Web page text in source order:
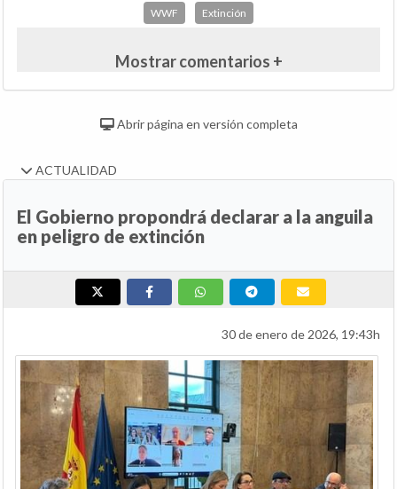
WWF Extinción
Mostrar comentarios +
Abrir página en versión completa
ACTUALIDAD
El Gobierno propondrá declarar a la anguila
en peligro de extinción
30 de enero de 2026, 19:43h